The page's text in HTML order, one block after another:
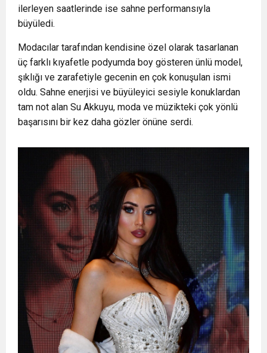
ilerleyen saatlerinde ise sahne performansıyla
büyüledi.
Modacılar tarafından kendisine özel olarak tasarlanan
üç farklı kıyafetle podyumda boy gösteren ünlü model,
şıklığı ve zarafetiyle gecenin en çok konuşulan ismi
oldu. Sahne enerjisi ve büyüleyici sesiyle konuklardan
tam not alan Su Akkuyu, moda ve müzikteki çok yönlü
başarısını bir kez daha gözler önüne serdi.